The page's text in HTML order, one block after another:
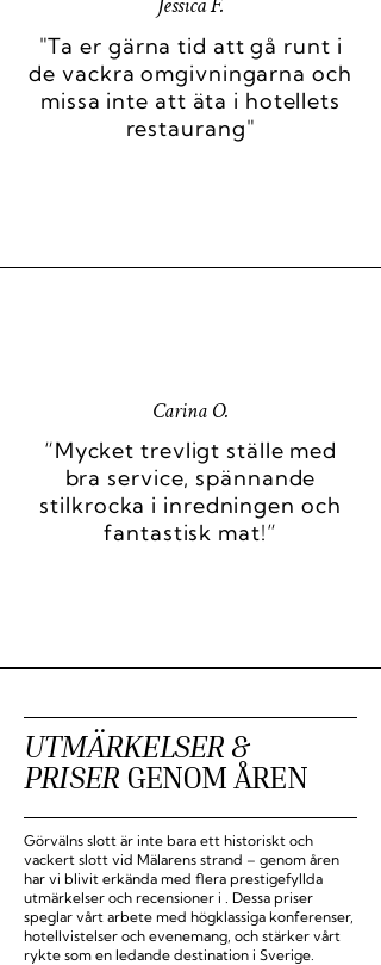
"Ta er gärna tid att gå runt i
de vackra omgivningarna och
missa inte att äta i hotellets
restaurang"
Carina O.
“Mycket trevligt ställe med
bra service, spännande
stilkrocka i inredningen och
fantastisk mat!”
UTMÄRKELSER &
PRISER GENOM ÅREN
Görvälns slott är inte bara ett historiskt och
vackert slott vid Mälarens strand – genom åren
har vi blivit erkända med flera prestigefyllda
utmärkelser och recensioner i . Dessa priser
speglar vårt arbete med högklassiga konferenser,
hotellvistelser och evenemang, och stärker vårt
rykte som en ledande destination i Sverige.